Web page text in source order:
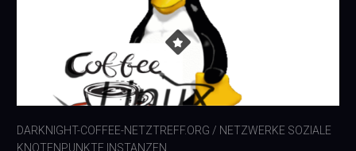
DARKNIGHT-COFFEE-NETZTREFF.ORG / NETZWERKE SOZIALE
KNOTENPUNKTE INSTANZEN